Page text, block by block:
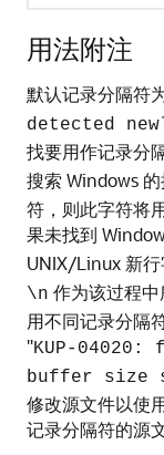
用法附注
默认记录分隔符
detected
找要用作记录分
搜索 Windows
符，则此字符将
果未找到
UNIX/Linux 新
\n 作为该过程
用不同记录分隔
"KUP-
buffer size
修改源文件以使
记录分隔符的源文